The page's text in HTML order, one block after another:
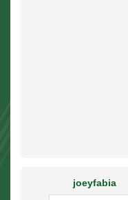
joeyfabia